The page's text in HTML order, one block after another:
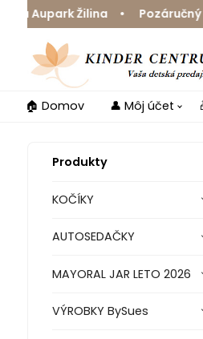
Žilina • Pozáručný
🏠 Domov 👤 Môj účet
Produkty
KOČÍKY
AUTOSEDAČKY
MAYORAL JAR LETO 2026
VÝROBKY BySues